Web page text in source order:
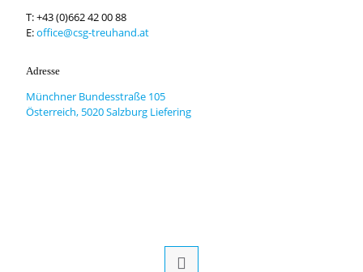
T:+43 (0)662 42 00 88
E:office@csg-treuhand.at
Adresse
Münchner Bundesstraße 105
Österreich, 5020 Salzburg Liefering